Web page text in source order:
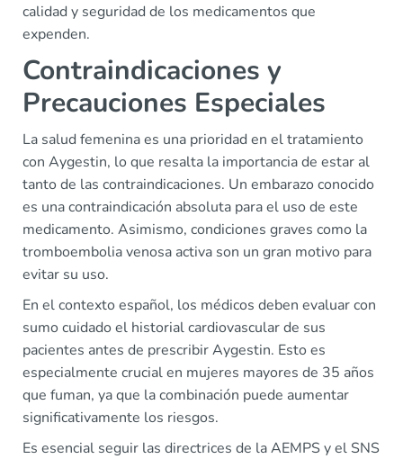
calidad y seguridad de los medicamentos que
expenden.
Contraindicaciones y
Precauciones Especiales
La salud femenina es una prioridad en el tratamiento
con Aygestin, lo que resalta la importancia de estar al
tanto de las contraindicaciones. Un embarazo conocido
es una contraindicación absoluta para el uso de este
medicamento. Asimismo, condiciones graves como la
tromboembolia venosa activa son un gran motivo para
evitar su uso.
En el contexto español, los médicos deben evaluar con
sumo cuidado el historial cardiovascular de sus
pacientes antes de prescribir Aygestin. Esto es
especialmente crucial en mujeres mayores de 35 años
que fuman, ya que la combinación puede aumentar
significativamente los riesgos.
Es esencial seguir las directrices de la AEMPS y el SNS